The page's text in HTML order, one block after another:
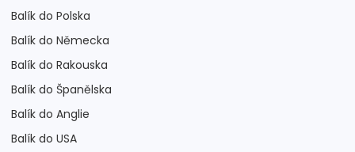
Balík do Polska
Balík do Německa
Balík do Rakouska
Balík do Španělska
Balík do Anglie
Balík do USA